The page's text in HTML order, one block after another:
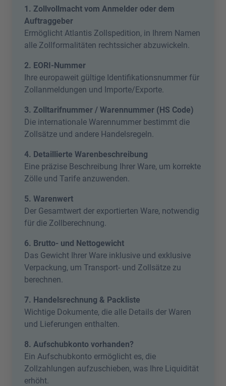
1. Zollvollmacht vom Anmelder oder dem
Auftraggeber
Ermöglicht Atlantis Zollspedition, in Ihrem Namen
alle Zollformalitäten rechtssicher abzuwickeln.
2. EORI-Nummer
Ihre europaweit gültige Identifikationsnummer für
Zollanmeldungen und Importe/Exporte.
3. Zolltarifnummer / Warennummer (HS Code)
Die internationale Warennummer bestimmt die
Zollsätze und andere Handelsregeln.
4. Detaillierte Warenbeschreibung
Eine präzise Beschreibung Ihrer Ware, um korrekte
Zölle und Tarife anzuwenden.
5. Warenwert
Der Gesamtwert der exportierten Ware, notwendig
für die Zollberechnung.
6. Brutto- und Nettogewicht
Das Gewicht Ihrer Ware inklusive und exklusive
Verpackung, um Transport- und Zollsätze zu
berechnen.
7. Handelsrechnung & Packliste
Wichtige Dokumente, die alle Details der Waren
und Lieferungen enthalten.
8. Aufschubkonto vorhanden?
Ein Aufschubkonto ermöglicht es, die
Zollzahlungen aufzuschieben, was Ihre Liquidität
erhöht.